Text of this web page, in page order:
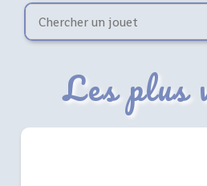
Les plus